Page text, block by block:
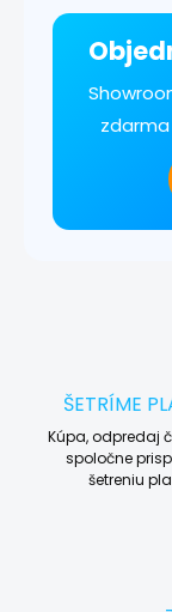
ŠETRÍME
Kúpa, odpredaj
spoločne
šetreniu